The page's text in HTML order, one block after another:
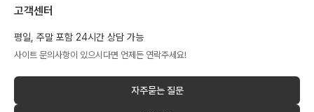
고객센터
평일, 주말 포함 24시간 상담 가능
사이트 문의사항이 있으시다면 언제든 연락주세요!
자주묻는 질문